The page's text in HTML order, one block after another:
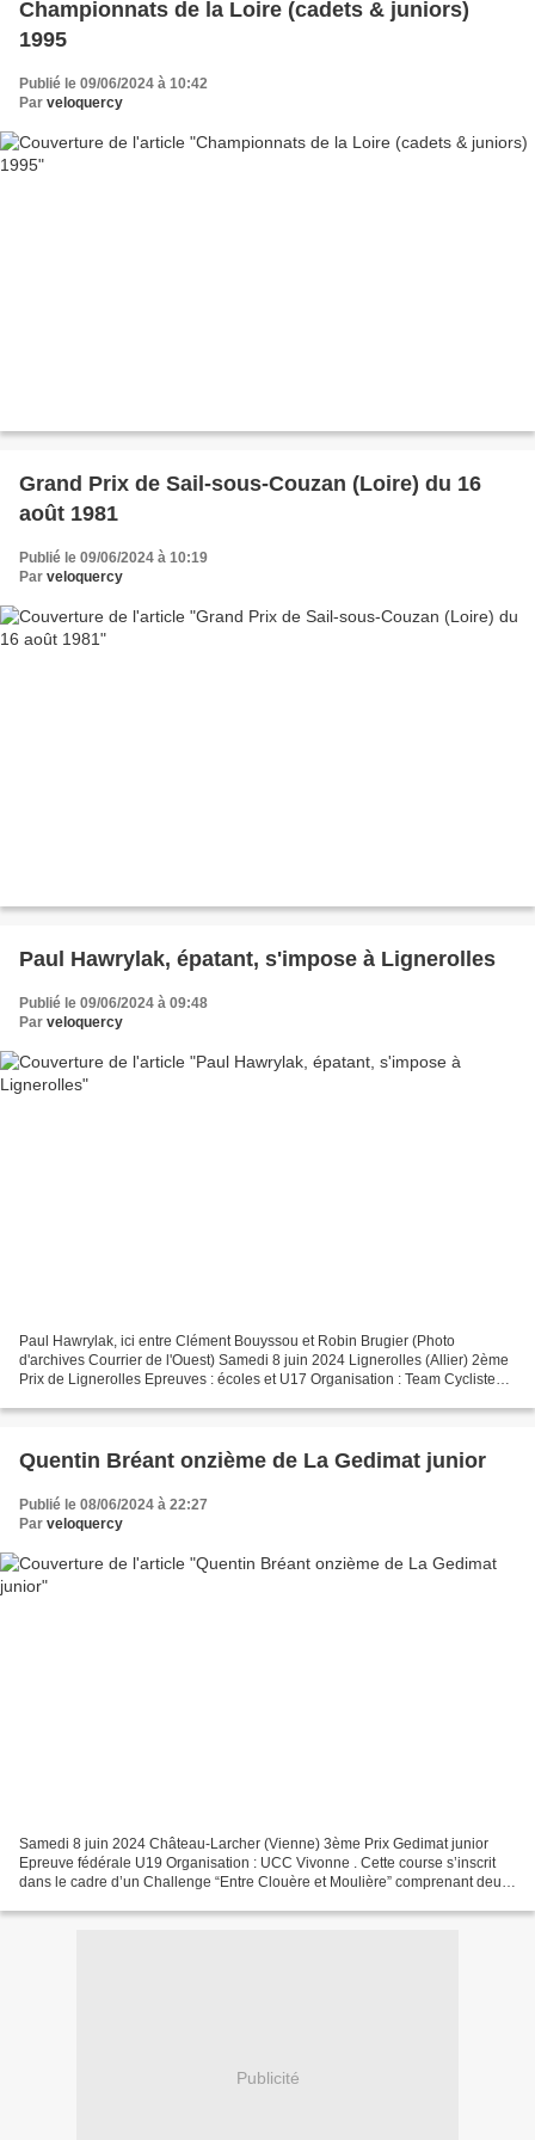
Championnats de la Loire (cadets & juniors)
1995
Publié le 09/06/2024 à 10:42
Par veloquercy
Grand Prix de Sail-sous-Couzan (Loire) du 16
août 1981
Publié le 09/06/2024 à 10:19
Par veloquercy
Paul Hawrylak, épatant, s'impose à Lignerolles
Publié le 09/06/2024 à 09:48
Par veloquercy
Paul Hawrylak, ici entre Clément Bouyssou et Robin Brugier (Photo
d'archives Courrier de l'Ouest) Samedi 8 juin 2024 Lignerolles (Allier) 2ème
Prix de Lignerolles Epreuves : écoles et U17 Organisation : Team Cycliste
Quentin Bréant onzième de La Gedimat junior
Publié le 08/06/2024 à 22:27
Par veloquercy
Samedi 8 juin 2024 Château-Larcher (Vienne) 3ème Prix Gedimat junior
Epreuve fédérale U19 Organisation : UCC Vivonne . Cette course s’inscrit
dans le cadre d’un Challenge “Entre Clouère et Moulière” comprenant deux
Publicité